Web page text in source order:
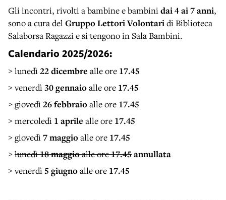
Gli incontri, rivolti a bambine e bambinidai 4 ai 7 anni,
sono a cura delGruppo Lettori Volontaridi Biblioteca
Salaborsa Ragazzi e si tengono in Sala Bambini.
Calendario 2025/2026:
> lunedì22 dicembre alle ore 17.45
> venerdì30 gennaioalle ore 17.45
> giovedì26 febbraioalle ore 17.45
> mercoledì 1 aprile alle ore 17.45
> giovedì7 maggioalle ore 17.45
>lunedì18 maggioalle ore17.45annullata
> venerdì5 giugnoalle ore 17.45